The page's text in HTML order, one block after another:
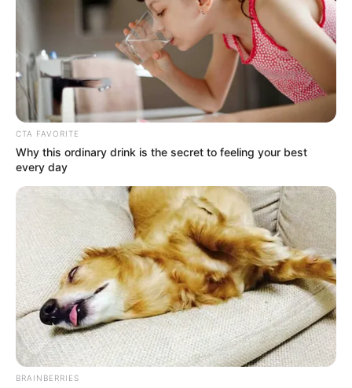
CTA FAVORITE
Why this ordinary drink is the secret to feeling your best
every day
BRAINBERRIES